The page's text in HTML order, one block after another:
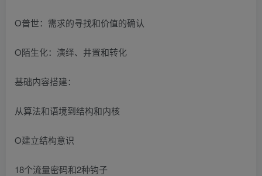
O普世：需求的寻找和价值的确认
O陌生化：演绎、井置和转化
基础内容搭建：
从算法和语境到结构和内核
O建立结构意识
18个流量密码和2种钩子